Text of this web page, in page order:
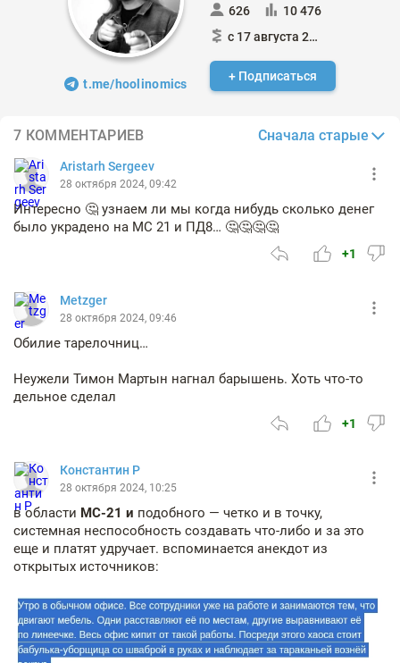
t.me/hoolinomics
626
10 476
с 17 августа 2016
+ Подписаться
7 КОММЕНТАРИЕВ Сначала старые
Aristarh Sergeev
28 октября 2024, 09:42
Интересно 🤔 узнаем ли мы когда нибудь сколько денег
было украдено на МС 21 и ПД8… 🤔🤔🤔🤔
+1
Metzger
28 октября 2024, 09:46
Обилие тарелочниц…
Неужели Тимон Мартын нагнал барышень. Хоть что-то
дельное сделал
+1
Константин Р
28 октября 2024, 10:25
в области МС-21 и подобного — четко и в точку,
системная неспособность создавать что-либо и за это
еще и платят удручает. вспоминается анекдот из
открытых источников: